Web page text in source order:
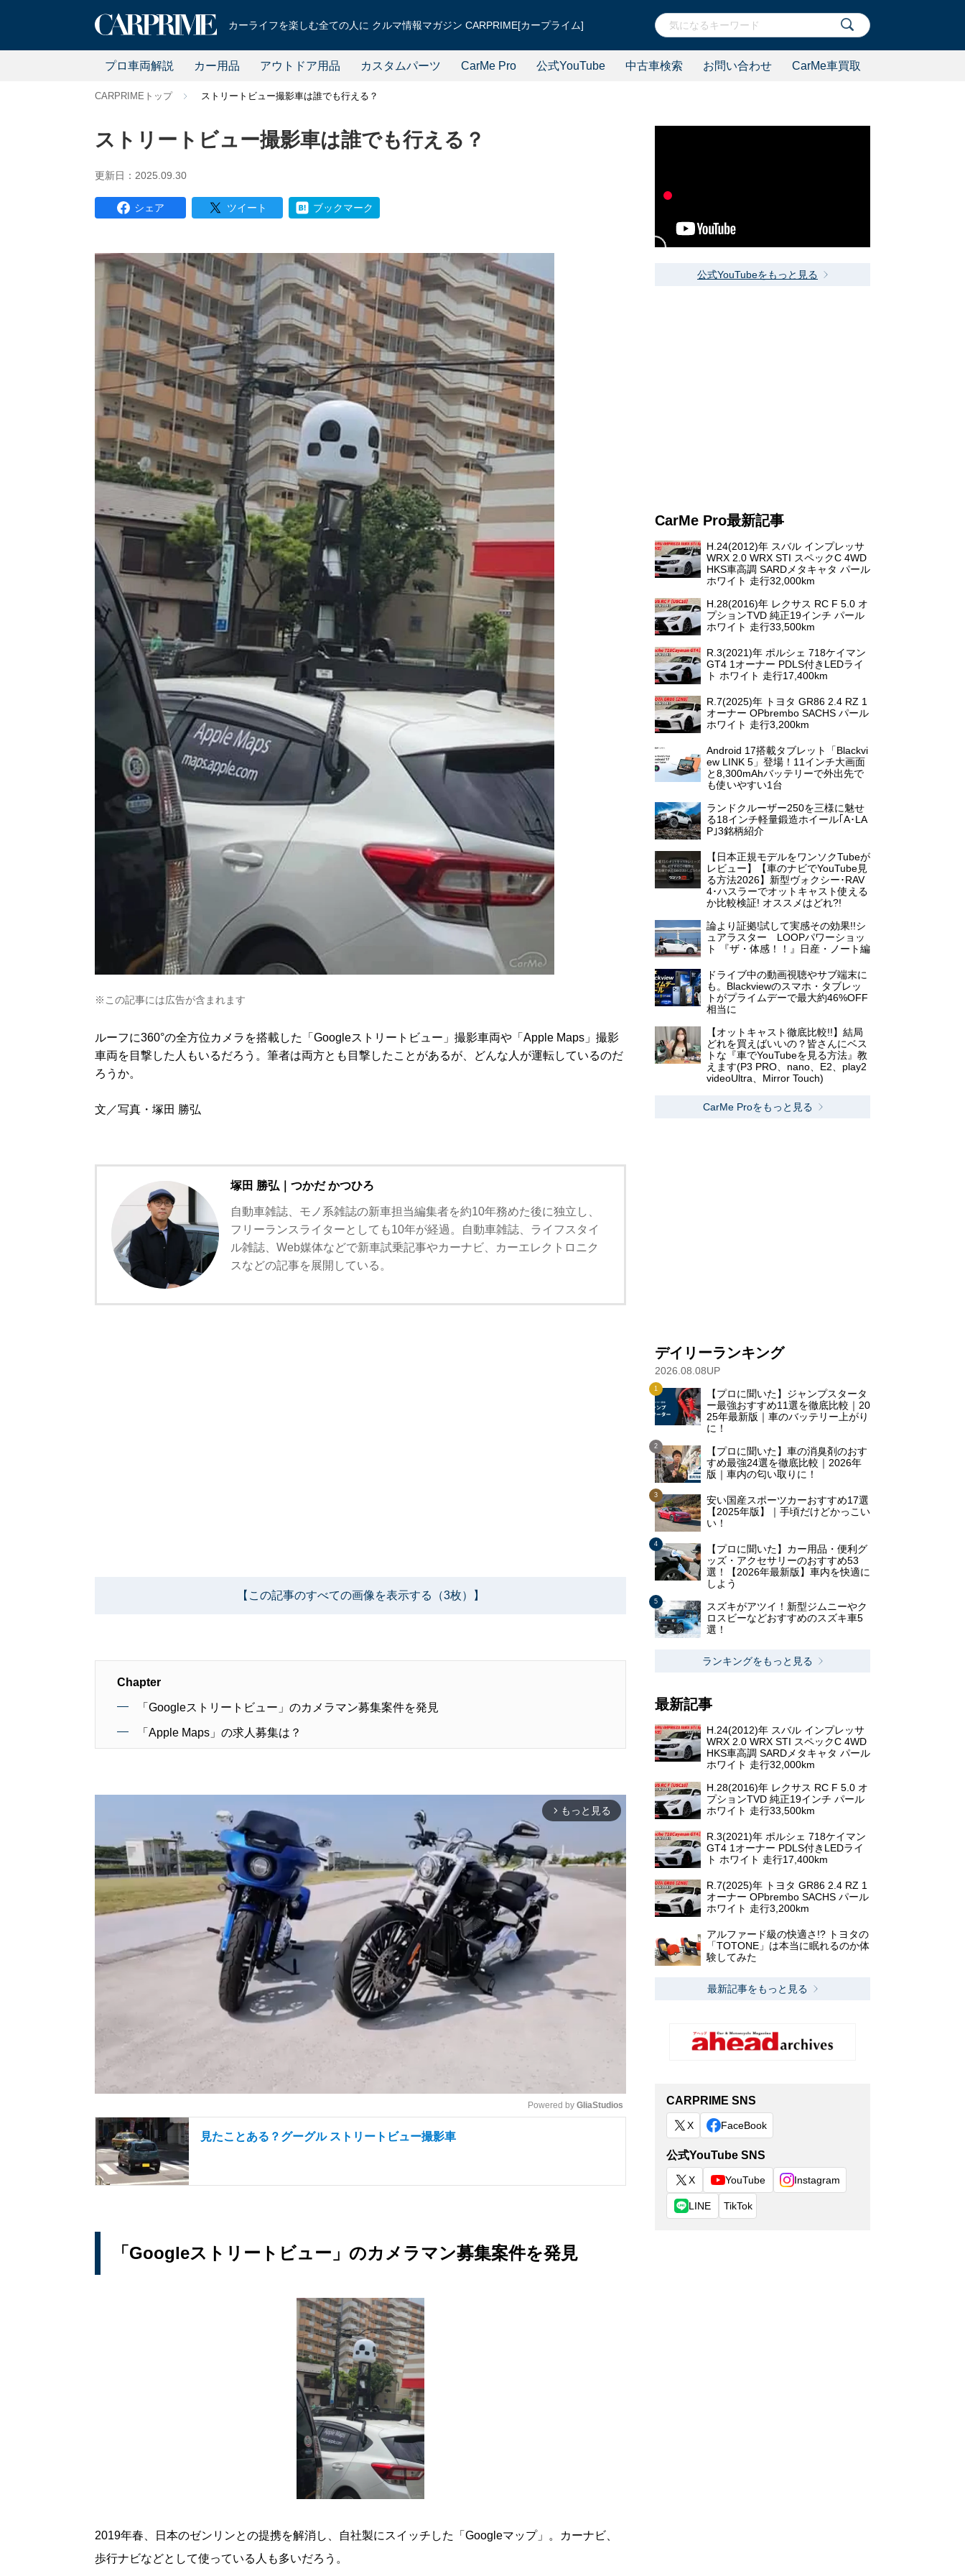
カーライフを楽しむ全ての人に クルマ情報マガジン CARPRIME[カープライム]
プロ車両解説 カー用品 アウトドア用品 カスタムパーツ CarMe Pro 公式YouTube 中古車検索 お問い合わせ CarMe車買取
CARPRIMEトップ ストリートビュー撮影車は誰でも行える？
ストリートビュー撮影車は誰でも行える？
更新日：2025.09.30
シェア ツイート ブックマーク
※この記事には広告が含まれます
ルーフに360°の全方位カメラを搭載した「Googleストリートビュー」撮影車両や「Apple Maps」撮影
車両を目撃した人もいるだろう。筆者は両方とも目撃したことがあるが、どんな人が運転しているのだ
ろうか。
文／写真・塚田 勝弘
塚田 勝弘｜つかだ かつひろ
自動車雑誌、モノ系雑誌の新車担当編集者を約10年務めた後に独立し、
フリーランスライターとしても10年が経過。自動車雑誌、ライフスタイ
ル雑誌、Web媒体などで新車試乗記事やカーナビ、カーエレクトロニク
スなどの記事を展開している。
【この記事のすべての画像を表示する（3枚）】
Chapter
「Googleストリートビュー」のカメラマン募集案件を発見
「Apple Maps」の求人募集は？
arrow_forward_ios もっと見る
t
Powered by GliaStudios
見たことある？グーグル ストリートビュー撮影車
「Googleストリートビュー」のカメラマン募集案件を発見
2019年春、日本のゼンリンとの提携を解消し、自社製にスイッチした「Googleマップ」。カーナビ、
歩行ナビなどとして使っている人も多いだろう。
公式YouTubeをもっと見る
CarMe Pro最新記事
H.24(2012)年 スバル インプレッサ
WRX 2.0 WRX STI スペックC 4WD
HKS車高調 SARDメタキャタ パール
ホワイト 走行32,000km
H.28(2016)年 レクサス RC F 5.0 オ
プションTVD 純正19インチ パール
ホワイト 走行33,500km
R.3(2021)年 ポルシェ 718ケイマン
GT4 1オーナー PDLS付きLEDライ
ト ホワイト 走行17,400km
R.7(2025)年 トヨタ GR86 2.4 RZ 1
オーナー OPbrembo SACHS パール
ホワイト 走行3,200km
Android 17搭載タブレット「Blackvi
ew LINK 5」登場！11インチ大画面
と8,300mAhバッテリーで外出先で
も使いやすい1台
ランドクルーザー250を三様に魅せ
る18インチ軽量鍛造ホイール｢A･LA
P｣3銘柄紹介
【日本正規モデルをワンソクTubeが
レビュー】【車のナビでYouTube見
る方法2026】新型ヴォクシー･RAV
4･ハスラーでオットキャスト使える
か比較検証! オススメはどれ?!
論より証拠!試して実感その効果!!シ
ュアラスター LOOPパワーショッ
ト 『ザ・体感！！』日産・ノート編
ドライブ中の動画視聴やサブ端末に
も。Blackviewのスマホ・タブレッ
トがプライムデーで最大約46%OFF
相当に
【オットキャスト徹底比較!!】結局
どれを買えばいいの？皆さんにベス
トな『車でYouTubeを見る方法』教
えます(P3 PRO、nano、E2、play2
videoUltra、Mirror Touch)
CarMe Proをもっと見る
デイリーランキング
2026.08.08UP
【プロに聞いた】ジャンプスタータ
ー最強おすすめ11選を徹底比較｜20
25年最新版｜車のバッテリー上がり
に！
【プロに聞いた】車の消臭剤のおす
すめ最強24選を徹底比較｜2026年
版｜車内の匂い取りに！
安い国産スポーツカーおすすめ17選
【2025年版】｜手頃だけどかっこい
い！
【プロに聞いた】カー用品・便利グ
ッズ・アクセサリーのおすすめ53
選！【2026年最新版】車内を快適に
しよう
スズキがアツイ！新型ジムニーやク
ロスビーなどおすすめのスズキ車5
選！
ランキングをもっと見る
最新記事
H.24(2012)年 スバル インプレッサ
WRX 2.0 WRX STI スペックC 4WD
HKS車高調 SARDメタキャタ パール
ホワイト 走行32,000km
H.28(2016)年 レクサス RC F 5.0 オ
プションTVD 純正19インチ パール
ホワイト 走行33,500km
R.3(2021)年 ポルシェ 718ケイマン
GT4 1オーナー PDLS付きLEDライ
ト ホワイト 走行17,400km
R.7(2025)年 トヨタ GR86 2.4 RZ 1
オーナー OPbrembo SACHS パール
ホワイト 走行3,200km
アルファード級の快適さ!? トヨタの
「TOTONE」は本当に眠れるのか体
験してみた
最新記事をもっと見る
CARPRIME SNS
X FaceBook
公式YouTube SNS
X YouTube Instagram
LINE TikTok